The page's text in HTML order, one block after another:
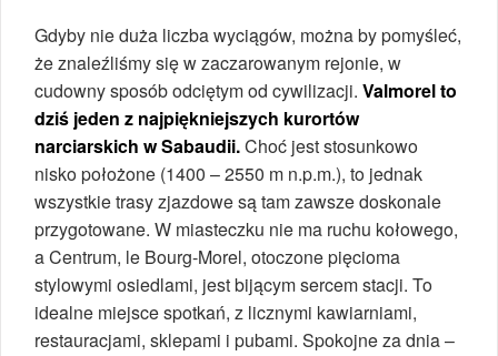
Gdyby nie duża liczba wyciągów, można by pomyśleć,
że znaleźliśmy się w zaczarowanym rejonie, w
cudowny sposób odciętym od cywilizacji. Valmorel to
dziś jeden z najpiękniejszych kurortów
narciarskich w Sabaudii.Choć jest stosunkowo
nisko położone (1400 – 2550 m n.p.m.), to jednak
wszystkie trasy zjazdowe są tam zawsze doskonale
przygotowane. W miasteczku nie ma ruchu kołowego,
a Centrum, le Bourg-Morel, otoczone pięcioma
stylowymi osiedlami, jest bijącym sercem stacji. To
idealne miejsce spotkań, z licznymi kawiarniami,
restauracjami, sklepami i pubami. Spokojne za dnia –